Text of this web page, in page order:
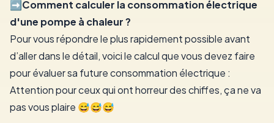
➡️Comment calculer la consommation électrique
d'une pompe à chaleur ?
Pour vous répondre le plus rapidement possible avant
d’aller dans le détail, voici le calcul que vous devez faire
pour évaluer sa future consommation électrique :
Attention pour ceux qui ont horreur des chiffes, ça ne va
pas vous plaire 😅😅😅